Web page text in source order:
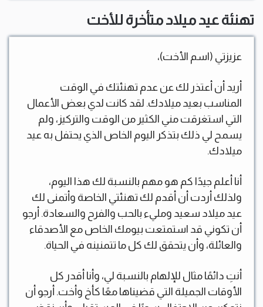
تهنئة عيد ميلاد متأخرة للأخت
عزيزتي (اسم الأخت)،
أريد أن أعتذر لك عن عدم تهنئتك في الوقت
المناسب بعيد ميلادك. لقد كانت لدي بعض الأعمال
التي استغرقت مني الكثير من الوقت والتركيز، ولم
يسمح لي ذلك بتذكر اليوم الخاص الذي يحتفل به عيد
ميلادك.
أنا أعلم جيدًا كم هو مهم بالنسبة لك هذا اليوم،
ولذلك أردت أن أقدم لك تهنئتي الخاصة وأتمنى لك
عيد ميلاد سعيد ومليء بالحب والفرح والسعادة. أرجو
أن تكوني قد استمتعت بيومك الخاص مع الأصدقاء
والعائلة، وأن يتحقق لك كل ما تتمنينه في الحياة.
أنتِ دائمًا مثال للإلهام بالنسبة لي، وأنا أقدر كل
الأوقات الجميلة التي قضيناها معًا كأخ وأخت. أرجو أن